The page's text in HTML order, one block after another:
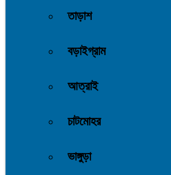
তাড়াশ
বড়াইগ্রাম
আত্রাই
চাটমোহর
ভাঙ্গুড়া